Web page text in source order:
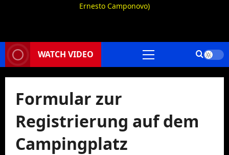
Ernesto Camponovo)
WATCH VIDEO
Primäres
Formular zur
Registrierung auf dem
Campingplatz